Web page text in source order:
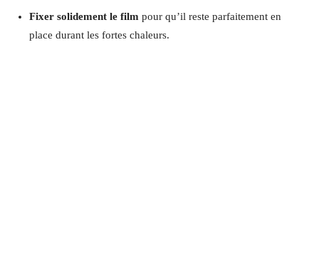
Fixer solidement le film pour qu’il reste parfaitement en
place durant les fortes chaleurs.